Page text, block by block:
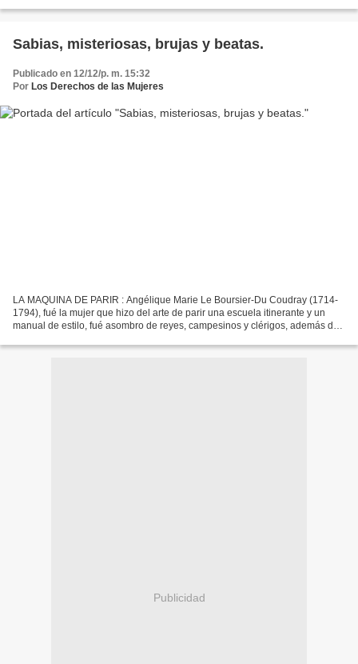
Sabias, misteriosas, brujas y beatas.
Publicado en 12/12/p. m. 15:32
Por Los Derechos de las Mujeres
LA MAQUINA DE PARIR : Angélique Marie Le Boursier-Du Coudray (1714-
1794), fué la mujer que hizo del arte de parir una escuela itinerante y un
manual de estilo, fué asombro de reyes, campesinos y clérigos, además de
Publicidad